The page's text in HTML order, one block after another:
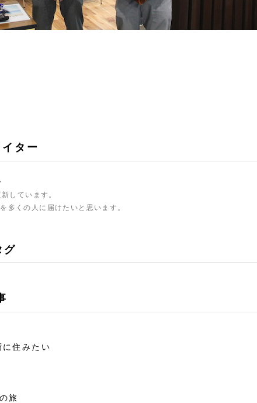
ター
しています。
多くの人に届けたいと思います。
グ
住みたい
旅